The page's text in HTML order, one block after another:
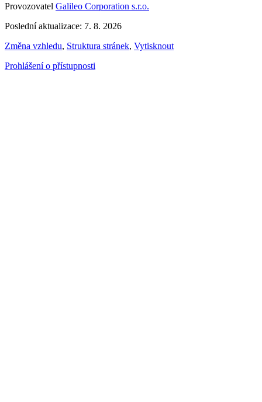
Provozovatel Galileo Corporation s.r.o.
Poslední aktualizace: 7. 8. 2026
Změna vzhledu, Struktura stránek, Vytisknout
Prohlášení o přístupnosti